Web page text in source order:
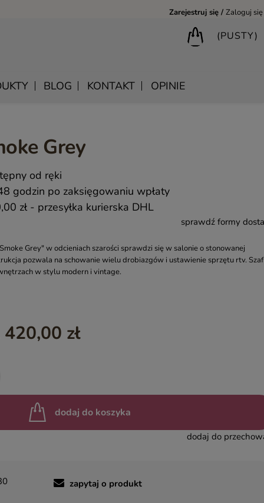
Zarejestruj się Zaloguj się
(PUSTY)
BIURKA DREWNIANE
BIBLIOTECZKI DREWNIANE
MEBLE BOHO SKANDYNAWSKIE – DREWNIANE
MONSOON – MEBLE RZEŹBIONE BOHO NOWOCZESNE
SAHARA – MEBLE VINTAGE LOFT
SAFFRON – MEBLE INDYJSKIE I ORIENTALNE
CHAKRA – MEBLE LOFTOWE DREWNIANE
BLOG KONTAKT OPINIE
Grey
od ręki
godzin po zaksięgowaniu wpłaty
zł - przesyłka kurierska DHL
sprawdź formy
Grey" w odcieniach szarości sprawdzi się w salonie o stonowanej
pozwala na schowanie wielu drobiazgów i ustawienie sprzętu rtv.
w stylu modern i vintage.
zł
dodaj do koszyka
dodaj do
zapytaj o produkt